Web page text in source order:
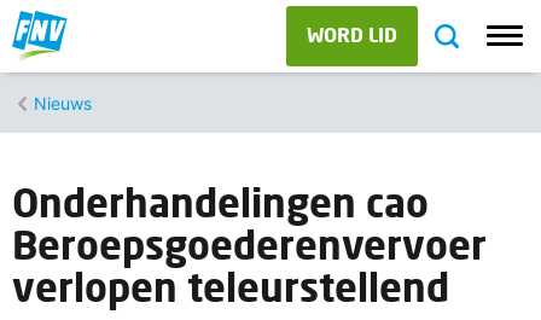
WORD LID
Nieuws
Onderhandelingen cao
Beroepsgoederenvervoer
verlopen teleurstellend